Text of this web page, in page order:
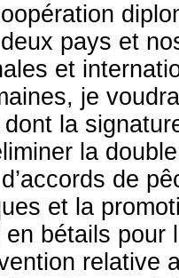
deux pays et
et
je
la
la
de
et la
en bétails